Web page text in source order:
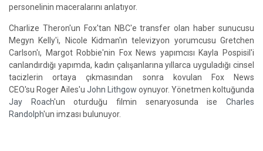
personelinin maceralarını anlatıyor.
Charlize Theron'un Fox'tan NBC'e transfer olan haber sunucusu
Megyn Kelly'i, Nicole Kidman'ın televizyon yorumcusu Gretchen
Carlson'ı, Margot Robbie'nin Fox News yapımcısı Kayla Pospisil'i
canlandırdığı yapımda, kadın çalışanlarına yıllarca uyguladığı cinsel
tacizlerin ortaya çıkmasından sonra kovulan Fox News
CEO'su Roger Ailes'u John Lithgow oynuyor. Yönetmen koltuğunda
Jay Roach'un oturduğu filmin senaryosunda iseCharles
Randolph'un imzası bulunuyor.